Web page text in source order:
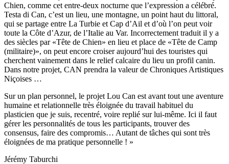
Chien, comme cet entre-deux nocturne que l’expression a célébré.
Testa di Can, c’est un lieu, une montagne, un point haut du littoral,
qui se partage entre La Turbie et Cap d’Ail et d’où l’on peut voir
toute la Côte d’Azur, de l’Italie au Var. Incorrectement traduit il y a
des siècles par «Tête de Chien» en lieu et place de «Tête de Camp
(militaire)», on peut encore croiser aujourd’hui des touristes qui
cherchent vainement dans le relief calcaire du lieu un profil canin.
Dans notre projet, CAN prendra la valeur de Chroniques Artistiques
Niçoises …
Sur un plan personnel, le projet Lou Can est avant tout une aventure
humaine et relationnelle très éloignée du travail habituel du
plasticien que je suis, recentré, voire replié sur lui-même. Ici il faut
gérer les personnalités de tous les participants, trouver des
consensus, faire des compromis… Autant de tâches qui sont très
éloignées de ma pratique personnelle ! »
Jérémy Taburchi